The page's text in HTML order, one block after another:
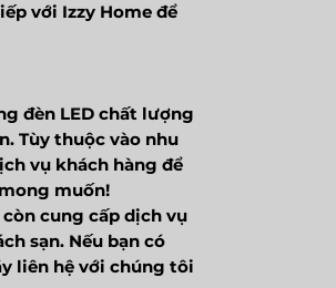
với Izzy Home để
đèn LED chất lượng
Tùy thuộc vào nhu
vụ khách hàng để
muốn!
cung cấp dịch vụ
sạn. Nếu bạn có
liên hệ với chúng tôi